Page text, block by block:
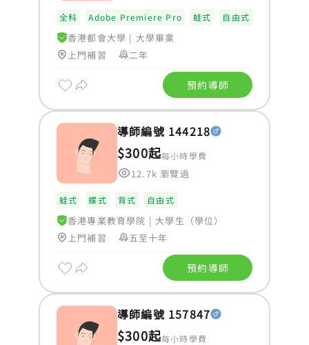
全科 Adobe Premiere Pro 蛙式 自由式
香港都會大學 | 大學畢業
上門補習
二年
預約導師
導師編號 144218
$300起每小時學費
12.7k 瀏覽過
蛙式 蝶式 背式 自由式
香港專業教育學院 | 大學生（學位）
上門補習
五至十年
預約導師
導師編號 157847
$300起每小時學費